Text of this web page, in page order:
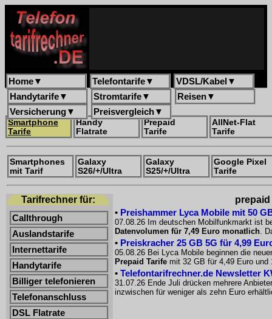
Home▼ Telefontarife▼ VDSL/Kabel ▼
Handytarife▼ Stromtarife▼ Reisen▼
Versicherung▼ Preisvergleich▼
Smartphone
Tarife
Handy
Flatrate
Prepaid
Tarife
AllNet-Flat
Tarife
Smartphones
mit Tarif
Galaxy
S26/+/Ultra
Galaxy
S25/+/Ultra
Google Pixel
Tarife
Tarifrechner für:
Callthrough
Auslandstarife
Internettarife
Handytarife
Billiger telefonieren
Telefonanschluss
DSL Flatrate
prepaid
• Preishammer Lyca Mobile mit 50
07.08.26 Im deutschen Mobilfunkmarkt ist
Datenvolumen für 7,49 Euro monatlich.
• Preiskracher 25 GB 5G für 4,99
05.08.26 Bei Lyca Mobile beginnen die
Prepaid Tarife mit 32 GB für 4,49 Euro
• Telefontarifrechner.de Newsletter
31.07.26 Ende Juli drücken mehrere
inzwischen für weniger als zehn Euro